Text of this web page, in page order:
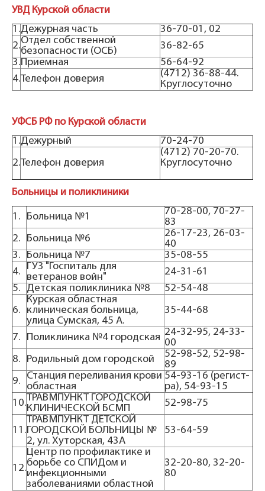
УВД Курской области
1.Дежурная часть
36-70-01, 02
2.Отдел собственной
безопасности (ОСБ)
36-82-65
3.Приемная
56-64-92
4.Телефон доверия
(4712) 36-88-44.
Круглосуточно
УФСБ РФ по Курской области
1.Дежурный
70-24-70
2.Телефон доверия
(4712) 70-20-70.
Круглосуточно
Больницы и поликлиники
1. Больница №1
70-28-00, 70-27-
83
2.
Больница №6
26-17-23, 26-03-
40
3.
Больница №7
35-08-55
4.
ГУЗ "Госпиталь для
ветеранов войн"
24-31-61
5.
Детская поликлиника №8
52-54-48
6.
Курская областная
клиническая больница,
улица Сумская, 45 А.
35-44-68
7. Поликлиника №4 городская 24-32-95, 24-33-
00
8.
Родильный дом городской
52-98-52, 52-98-
89
9.
Станция переливания крови
областная
54-93-16 (регист-
ра), 54-93-15
10.ТРАВМПУНКТ ГОРОДСКОЙ
КЛИНИЧЕСКОЙ БСМП
52-98-75
11.
ТРАВМПУНКТ ДЕТСКОЙ
ГОРОДСКОЙ БОЛЬНИЦЫ №
2, ул. Хуторская, 43А
53-64-59
12.
Центр по профилактике и
борьбе со СПИДом и
инфекционными
заболеваниями областной
32-20-80, 32-20-
80